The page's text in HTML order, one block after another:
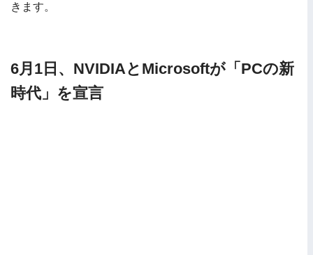
きます。
6月1日、NVIDIAとMicrosoftが「PCの新
時代」を宣言